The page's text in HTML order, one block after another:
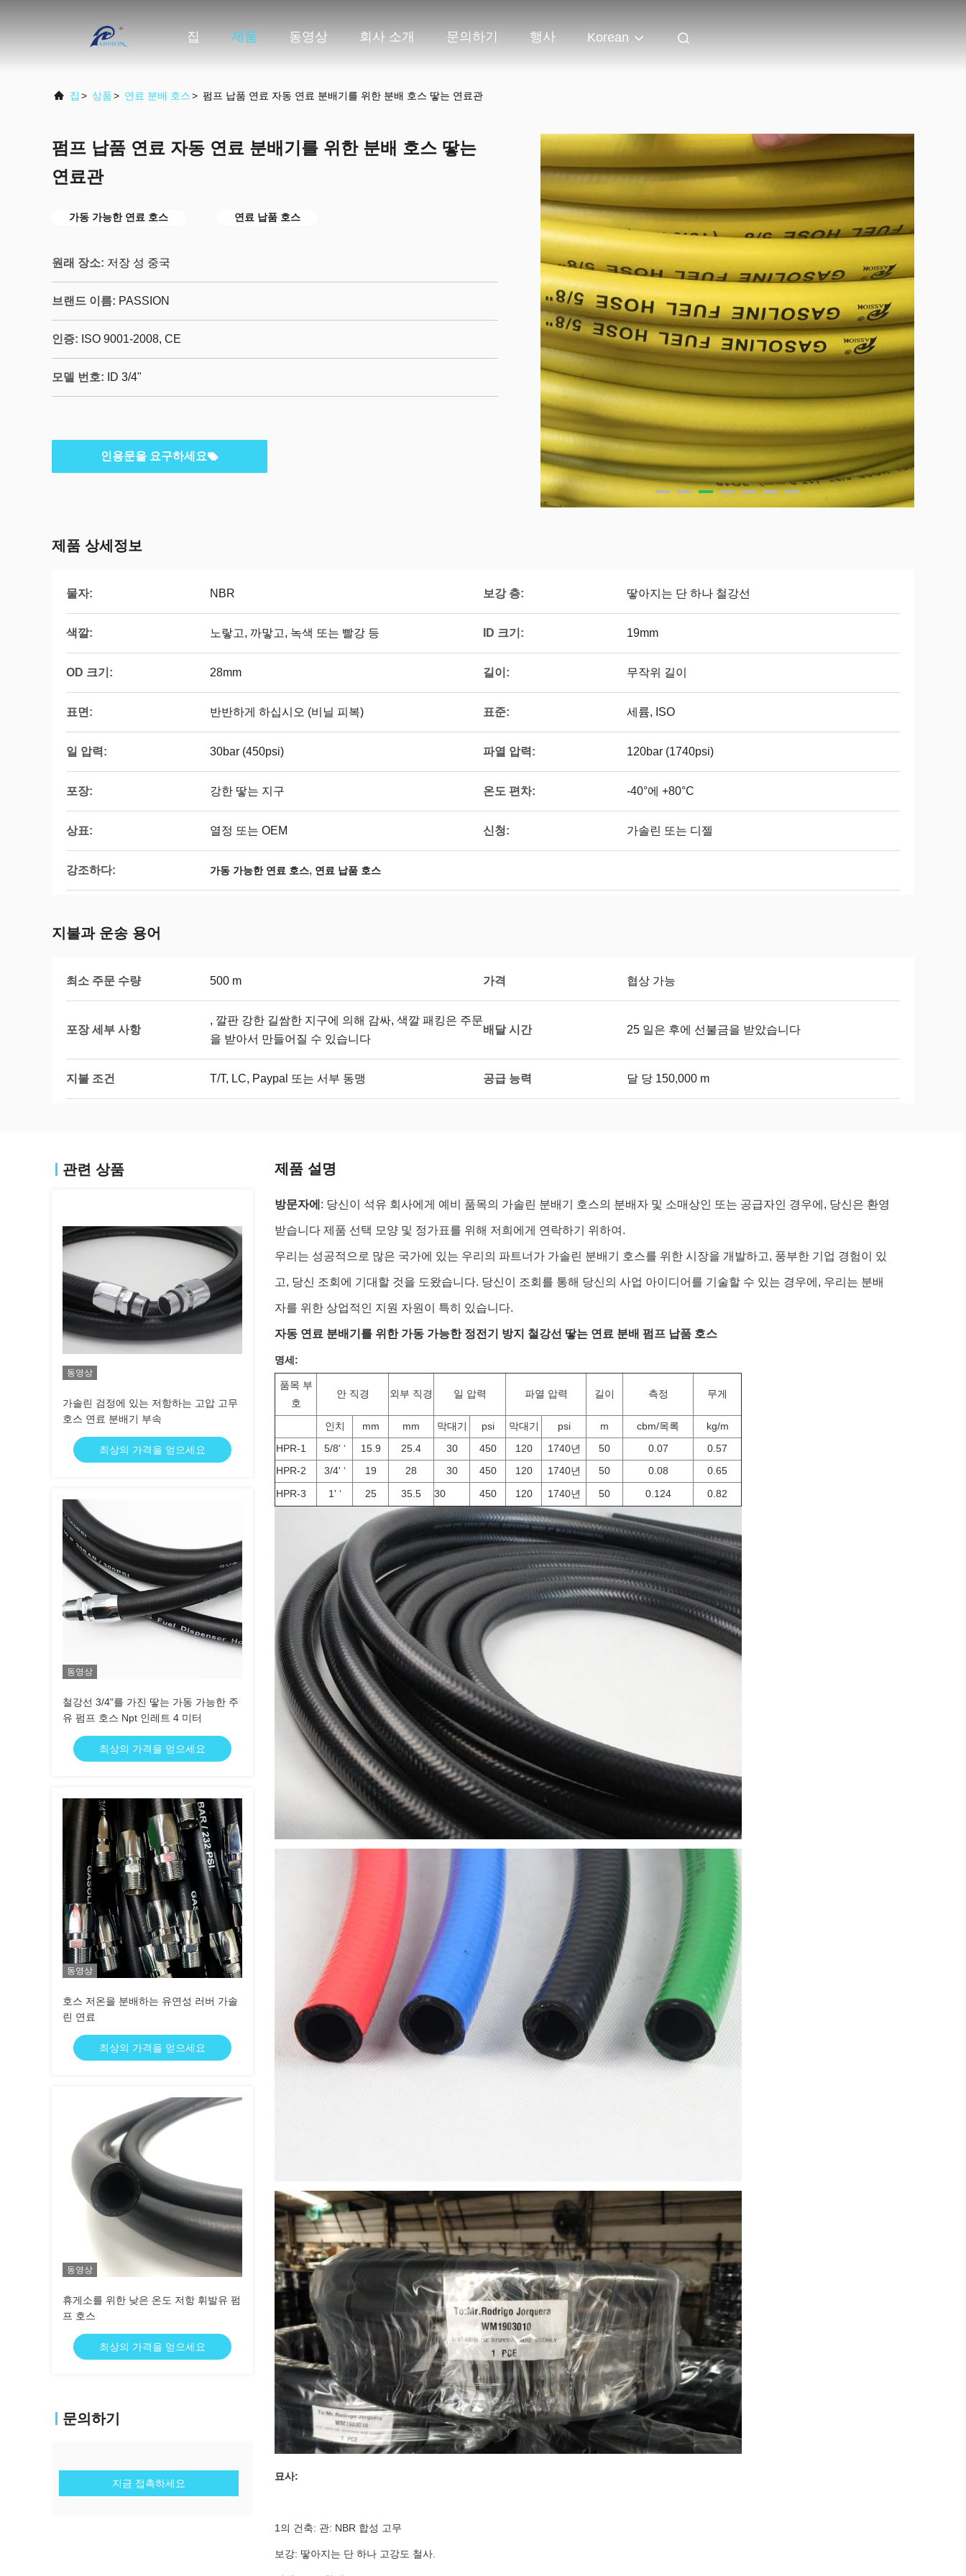
집 제품 동영상 회사 소개 문의하기 행사 Korean
집 > 상품> 연료 분배 호스> 펌프 납품 연료 자동 연료 분배기를 위한 분배 호스 땋는 연료관
펌프 납품 연료 자동 연료 분배기를 위한 분배 호스 땋는
연료관
가동 가능한 연료 호스 연료 납품 호스
원래 장소: 저장 성 중국
브랜드 이름: PASSION
인증: ISO 9001-2008, CE
모델 번호: ID 3/4"
인용문을 요구하세요
제품 상세정보
물자: NBR 보강 층: 땋아지는 단 하나 철강선
색깔: 노랗고, 까맣고, 녹색 또는 빨강 등 ID 크기: 19mm
OD 크기: 28mm 길이: 무작위 길이
표면: 반반하게 하십시오 (비닐 피복) 표준: 세륨, ISO
일 압력: 30bar (450psi) 파열 압력: 120bar (1740psi)
포장: 강한 땋는 지구 온도 편차: -40°에 +80°C
상표: 열정 또는 OEM 신청: 가솔린 또는 디젤
강조하다: 가동 가능한 연료 호스, 연료 납품 호스
지불과 운송 용어
최소 주문 수량 500 m 가격 협상 가능
포장 세부 사항
, 깔판 강한 길쌈한 지구에 의해 감싸, 색깔 패킹은 주문
을 받아서 만들어질 수 있습니다
배달 시간 25 일은 후에 선불금을 받았습니다
지불 조건 T/T, LC, Paypal 또는 서부 동맹 공급 능력 달 당 150,000 m
관련 상품
동영상
가솔린 검정에 있는 저항하는 고압 고무
호스 연료 분배기 부속
최상의 가격을 얻으세요
동영상
철강선 3/4"를 가진 땋는 가동 가능한 주
유 펌프 호스 Npt 인레트 4 미터
최상의 가격을 얻으세요
동영상
호스 저온을 분배하는 유연성 러버 가솔
린 연료
최상의 가격을 얻으세요
동영상
휴게소를 위한 낮은 온도 저항 휘발유 펌
프 호스
최상의 가격을 얻으세요
문의하기
지금 접촉하세요
제품 설명
방문자에 : 당신이 석유 회사에게 예비 품목의 가솔린 분배기 호스의 분배자 및 소매상인 또는 공급자인 경우에, 당신은 환영
받습니다 제품 선택 모양 및 정가표를 위해 저희에게 연락하기 위하여.
우리는 성공적으로 많은 국가에 있는 우리의 파트너가 가솔린 분배기 호스를 위한 시장을 개발하고, 풍부한 기업 경험이 있
고, 당신 조회에 기대할 것을 도왔습니다. 당신이 조회를 통해 당신의 사업 아이디어를 기술할 수 있는 경우에, 우리는 분배
자를 위한 상업적인 지원 자원이 특히 있습니다.
자동 연료 분배기를 위한 가동 가능한 정전기 방지 철강선 땋는 연료 분배 펌프 납품 호스
명세:
품목 부
호
안 직경 외부 직경 일 압력 파열 압력 길이 측정 무게
인치 mm mm 막대기 psi 막대기 psi m cbm/목록
kg/m
HPR-1
5/8' ‘ 15.9 25.4 30 450 120 1740년 50 0.07
0.57
HPR-2
3/4' ‘ 19 28 30 450 120 1740년 50 0.08
0.65
HPR-3
1' ‘ 25 35.5 30 450 120 1740년 50 0.124 0.82
묘사:
1의 건축: 관: NBR 합성 고무
보강: 땋아지는 단 하나 고강도 철사.